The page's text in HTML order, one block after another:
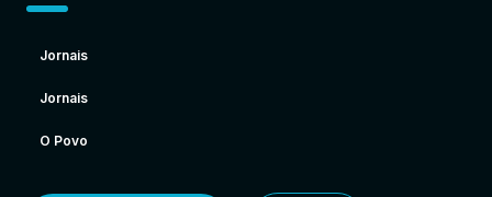
Jornais
Jornais
O Povo